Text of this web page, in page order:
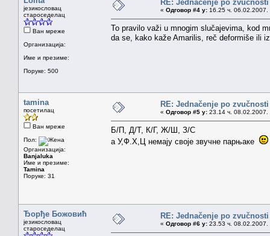
језикословац
староседелац
Ван мреже
Организација:
Име и презиме:
Поруке: 500
RE: Jednačenje po zvučnosti
« Одговор #4 у: 16.25 ч. 06.02.2007.
To pravilo važi u mnogim slučajevima, kod
da se, kako kaže Amarilis, reč deformiše ili
tamina
посетилац
Ван мреже
Пол:
Организација:
Banjaluka
Име и презиме:
Tamina
Поруке: 31
RE: Jednačenje po zvučnosti
« Одговор #5 у: 23.14 ч. 08.02.2007.
Б/П, Д/Т, К/Г, Ж/Ш, З/С
а У,Ф.Х,Ц немају своје звучне парњаке
Ђорђе Божовић
језикословац
староседелац
RE: Jednačenje po zvučnosti
« Одговор #6 у: 23.53 ч. 08.02.2007.